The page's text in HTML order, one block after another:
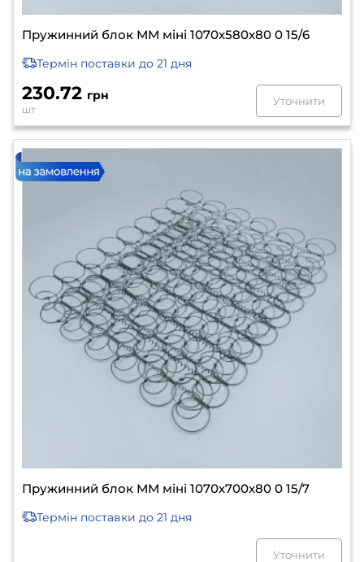
Пружинний блок ММ міні 1070х580х80 0 15/6
Термін поставки до 21 дня
230.72 грн
шт
Уточнити
Пружинний блок ММ міні 1070х700х80 0 15/7
Термін поставки до 21 дня
Уточнити